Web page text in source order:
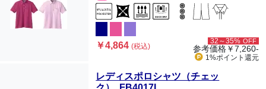
￥4,864(税込)
32～35% OFF
参考価格￥7,260-
1%ポイント 還元
レディスポロシャツ（チェッ